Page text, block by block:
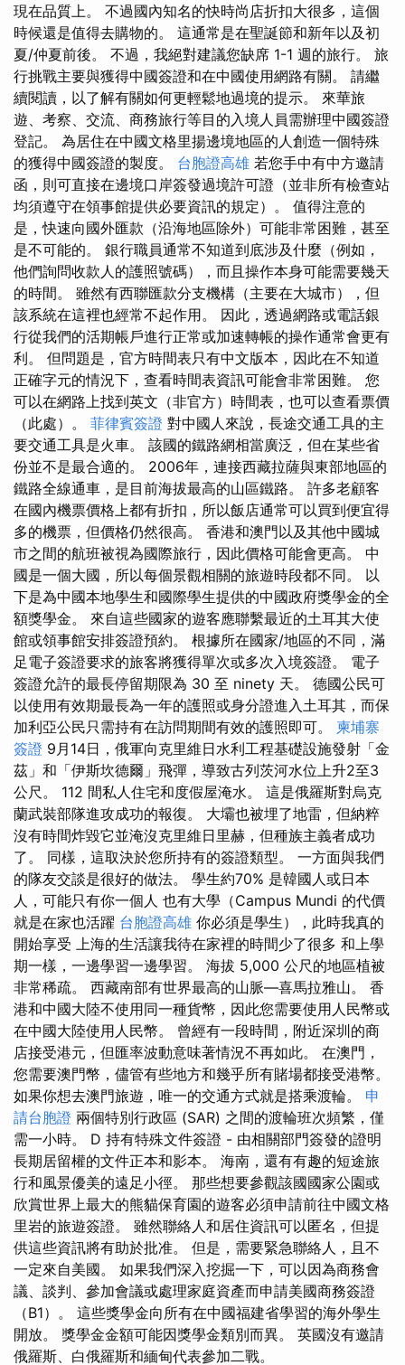
現在品質上。 不過國內知名的快時尚店折扣大很多，這個
時候還是值得去購物的。 這通常是在聖誕節和新年以及初
夏/仲夏前後。 不過，我絕對建議您缺席 1-1 週的旅行。 旅
行挑戰主要與獲得中國簽證和在中國使用網路有關。 請繼
續閱讀，以了解有關如何更輕鬆地過境的提示。 來華旅
遊、考察、交流、商務旅行等目的入境人員需辦理中國簽證
登記。 為居住在中國文格里揚邊境地區的人創造一個特殊
的獲得中國簽證的製度。 台胞證高雄 若您手中有中方邀請
函，則可直接在邊境口岸簽發過境許可證（並非所有檢查站
均須遵守在領事館提供必要資訊的規定）。 值得注意的
是，快速向國外匯款（沿海地區除外）可能非常困難，甚至
是不可能的。 銀行職員通常不知道到底涉及什麼（例如，
他們詢問收款人的護照號碼），而且操作本身可能需要幾天
的時間。 雖然有西聯匯款分支機構（主要在大城市），但
該系統在這裡也經常不起作用。 因此，透過網路或電話銀
行從我們的活期帳戶進行正常或加速轉帳的操作通常會更有
利。 但問題是，官方時間表只有中文版本，因此在不知道
正確字元的情況下，查看時間表資訊可能會非常困難。 您
可以在網路上找到英文（非官方）時間表，也可以查看票價
（此處）。 菲律賓簽證 對中國人來說，長途交通工具的主
要交通工具是火車。 該國的鐵路網相當廣泛，但在某些省
份並不是最合適的。 2006年，連接西藏拉薩與東部地區的
鐵路全線通車，是目前海拔最高的山區鐵路。 許多老顧客
在國內機票價格上都有折扣，所以飯店通常可以買到便宜得
多的機票，但價格仍然很高。 香港和澳門以及其他中國城
市之間的航班​​被視為國際旅行，因此價格可能會更高。 中
國是一個大國，所以每個景觀相關的旅遊時段都不同。 以
下是為中國本地學生和國際學生提供的中國政府獎學金的全
額獎學金。 來自這些國家的遊客應聯繫最近的土耳其大使
館或領事館安排簽證預約。 根據所在國家/地區的不同，滿
足電子簽證要求的旅客將獲得單次或多次入境簽證。 電子
簽證允許的最長停留期限為 30 至 ninety 天。 德國公民可
以使用有效期最長為一年的護照或身分證進入土耳其，而保
加利亞公民只需持有在訪問期間有效的護照即可。 柬埔寨
簽證 9月14日，俄軍向克里維日水利工程基礎設施發射「金
茲」和「伊斯坎德爾」飛彈，導致古列茨河水位上升2至3
公尺。 112 間私人住宅和度假屋淹水。 這是俄羅斯對烏克
蘭武裝部隊進攻成功的報復。 大壩也被埋了地雷，但納粹
沒有時間炸毀它並淹沒克里維日里赫，但種族主義者成功
了。 同樣，這取決於您所持有的簽證類型。 一方面與我們
的隊友交談是很好的做法。 學生約70% 是韓國人或日本
人，可能只有你一個人 也有大學（Campus Mundi 的代價
就是在家也活躍 台胞證高雄 你必須是學生），此時我真的
開始享受 上海的生活讓我待在家裡的時間少了很多 和上學
期一樣，一邊學習一邊學習。 海拔 5,000 公尺的地區植被
非常稀疏。 西藏南部有世界最高的山脈—喜馬拉雅山。 香
港和中國大陸不使用同一種貨幣，因此您需要使用人民幣或
在中國大陸使用人民幣。 曾經有一段時間，附近深圳的商
店接受港元，但匯率波動意味著情況不再如此。 在澳門，
您需要澳門幣，儘管有些地方和幾乎所有賭場都接受港幣。
如果你想去澳門旅遊，唯一的交通方式就是搭乘渡輪。 申
請台胞證 兩個特別行政區 (SAR) 之間的渡輪班次頻繁，僅
需一小時。 D 持有特殊文件簽證 - 由相關部門簽發的證明
長期居留權的文件正本和影本。 海南，還有有趣的短途旅
行和風景優美的遠足小徑。 那些想要參觀該國國家公園或
欣賞世界上最大的熊貓保育園的遊客必須申請前往中國文格
里岩的旅遊簽證。 雖然聯絡人和居住資訊可以匿名，但提
供這些資訊將有助於批准。 但是，需要緊急聯絡人，且不
一定來自美國。 如果我們深入挖掘一下，可以因為商務會
議、談判、參加會議或處理家庭資產而申請美國商務簽證
（B1）。 這些獎學金向所有在中國福建省學習的海外學生
開放。 獎學金金額可能因獎學金類別而異。 英國沒有邀請
俄羅斯、白俄羅斯和緬甸代表參加二戰。